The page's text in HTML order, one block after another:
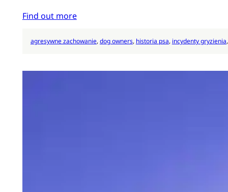
Find out more
agresywne zachowanie, dog owners, historia psa, incydenty gryzienia